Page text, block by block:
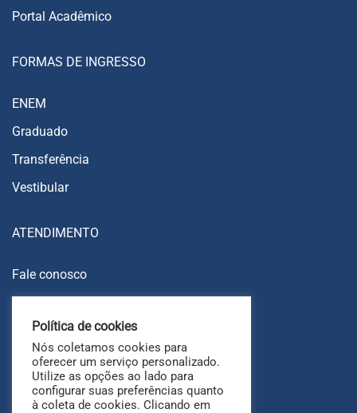
Portal Acadêmico
FORMAS DE INGRESSO
ENEM
Graduado
Transferência
Vestibular
ATENDIMENTO
Fale conosco
Ouvidoria
FAQ
Política de cookies
Nós coletamos cookies para
oferecer um serviço personalizado.
Utilize as opções ao lado para
configurar suas preferências quanto
à coleta de cookies. Clicando em